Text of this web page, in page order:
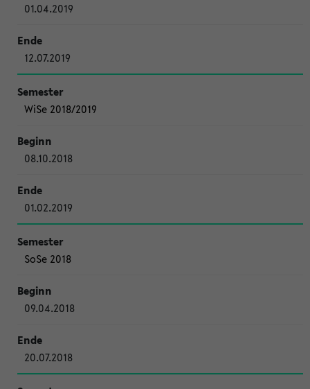
01.04.2019
12.07.2019
WiSe 2018/2019
08.10.2018
01.02.2019
SoSe 2018
09.04.2018
20.07.2018